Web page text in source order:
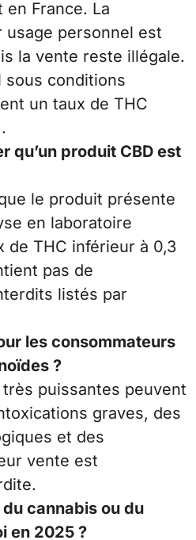
France. La
usage personnel est
la vente reste illégale.
sous conditions
un taux de THC
qu’un produit CBD est
le produit présente
en laboratoire
de THC inférieur à 0,3
pas de
listés par
les consommateurs
?
puissantes peuvent
graves, des
et des
vente est
cannabis ou du
en 2025 ?